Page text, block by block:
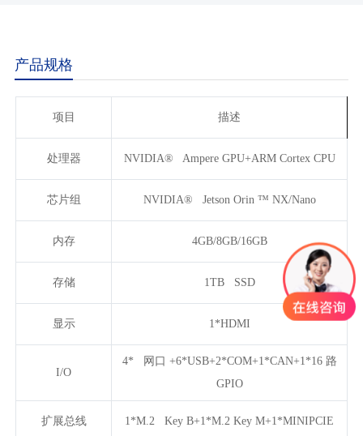
产品规格
项目 描述
处理器 NVIDIA® Ampere GPU+ARM Cortex CPU
芯片组 NVIDIA® Jetson Orin ™ NX/Nano
内存 4GB/8GB/16GB
存储 1TB SSD
显示 1*HDMI
I/O
4* 网口 +6*USB+2*COM+1*CAN+1*16 路
GPIO
扩展总线 1*M.2 Key B+1*M.2 Key M+1*MINIPCIE